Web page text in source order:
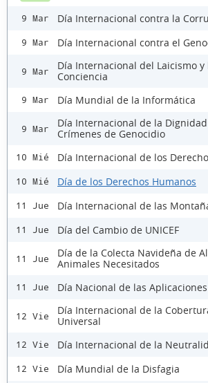
9 Mar Día Internacional contra la
9 Mar Día Internacional contra el
9 Mar
Día Internacional del Laicismo
Conciencia
9 Mar Día Mundial de la Informática
9 Mar
Día Internacional de la
Crímenes de Genocidio
10 Mié Día Internacional de los
10 Mié Día de los Derechos Humanos
11 Jue Día Internacional de las
11 Jue Día del Cambio de UNICEF
11 Jue
Día de la Colecta Navideña de
Animales Necesitados
11 Jue Día Nacional de las Aplicaciones
12 Vie
Día Internacional de la
Universal
12 Vie Día Internacional de la
12 Vie Día Mundial de la Disfagia